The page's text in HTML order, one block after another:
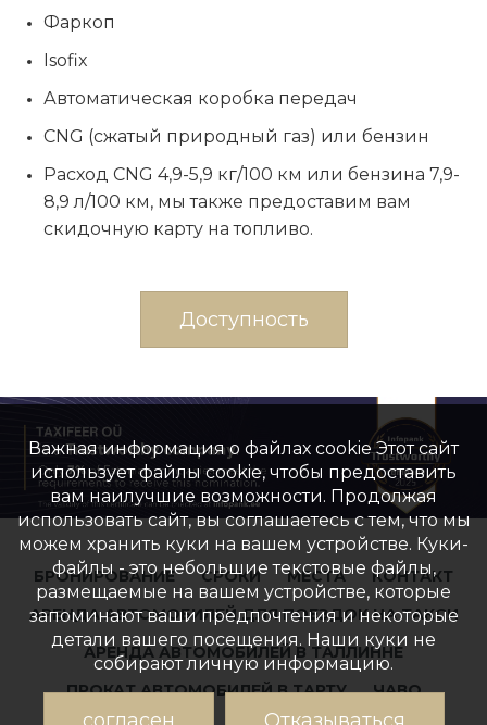
Фаркоп
Isofix
Автоматическая коробка передач
CNG (сжатый природный газ) или бензин
Расход CNG 4,9-5,9 кг/100 км или бензина 7,9-
8,9 л/100 км, мы также предоставим вам
скидочную карту на топливо.
Доступность
БРОНИРОВАНИЕ CРОКИ МЕСТА
КОНТАКТ
АРЕНДА АВТОМОБИЛЕЙ ДЛЯ ПОЕЗДОК НА ТАКСИ
АРЕНДА АВТОМОБИЛЕЙ В ТАЛЛИННЕ
ПРОКАТ АВТОМОБИЛЕЙ В ТАРТУ
ЧАВО
Важная информация о файлах cookie Этот сайт
использует файлы cookie, чтобы предоставить
вам наилучшие возможности. Продолжая
использовать сайт, вы соглашаетесь с тем, что мы
можем хранить куки на вашем устройстве. Куки-
файлы - это небольшие текстовые файлы,
размещаемые на вашем устройстве, которые
запоминают ваши предпочтения и некоторые
детали вашего посещения. Наши куки не
собирают личную информацию.